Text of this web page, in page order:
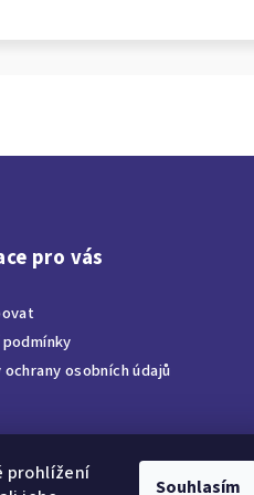
prohlížení
Souhlasím
pro vás
ochrany osobních údajů